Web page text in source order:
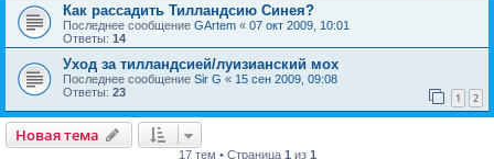
Как рассадить Тилландсию Синея?
Последнее сообщение GArtem « 07 окт 2009, 10:01
Ответы: 14
Уход за тилландсией/луизианский мох
Последнее сообщение Sir G « 15 сен 2009, 09:08
Ответы: 23 1 2
Новая тема
17 тем • Страница 1 из 1